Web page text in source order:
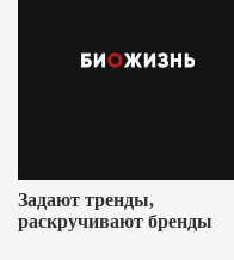
Задают тренды,
раскручивают бренды